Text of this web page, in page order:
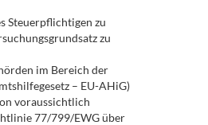
Steuerpflichtigen zu
zu
im Bereich der
– EU-AHiG)
voraussichtlich
77/799/EWG über